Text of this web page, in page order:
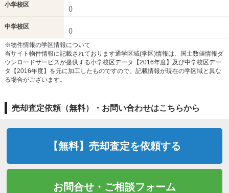
小学校区
()
中学校区
()
※物件情報の学区情報について
当サイト物件情報に記載されております通学区域(学区)情報は、国土数値情報ダ
ウンロードサービスが提供する小学校区データ【2016年度】及び中学校区デー
タ【2016年度】を元に加工したものですので、記載情報が現在の学区域と異な
る場合がございます。
売却査定依頼（無料）・お問い合わせはこちらから
【無料】売却査定を依頼する
お問合せ・ご相談フォーム